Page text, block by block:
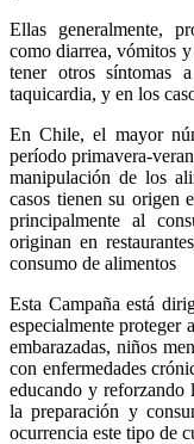
Ellas generalmente,
como diarrea, vómitos
tener otros síntomas
taquicardia, y en los
En Chile, el mayor
período primavera-
manipulación de los
casos tienen su origen
principalmente al
originan en
consumo de alimentos
Esta Campaña está
especialmente proteger
embarazadas, niños
con enfermedades
educando y reforzando
la preparación y
ocurrencia este tipo de